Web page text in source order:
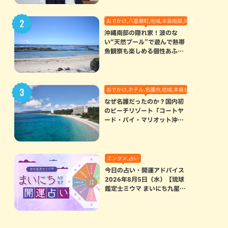
おでかけ,八重瀬町,地域,本島南部,沖縄の海,自然
沖縄南部の隠れ家！波のな
い“天然プール”で遊んで熱帯
魚観察も楽しめる個性あふれ
おでかけ,ホテル,名護市,地域,本島北部
なぜ名護だったのか？国内初
のビーチリゾート「コートヤ
ード・バイ・マリオット沖縄
エンタメ,占い
今日の占い・開運アドバイス
2026年8月5日（水）【琉球
鑑定士ミウマ まいにち九星気